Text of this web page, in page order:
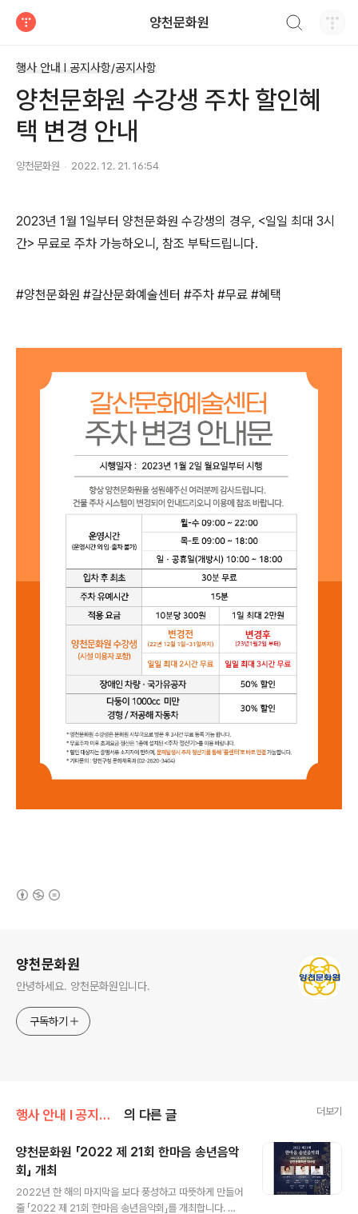
양천문화원
행사 안내 Ι 공지사항/공지사항
양천문화원 수강생 주차 할인혜
택 변경 안내
양천문화원 2022. 12. 21. 16:54
2023년 1월 1일부터 양천문화원 수강생의 경우, <일일 최대 3시
간> 무료로 주차 가능하오니, 참조 부탁드립니다.
#양천문화원 #갈산문화예술센터 #주차 #무료 #혜택
양천문화원
안녕하세요. 양천문화원입니다.
구독하기
행사 안내 Ι 공지사항/공지사항 의 다른 글 더보기
양천문화원 「2022 제 21회 한마음 송년음악
회」 개최
2022년 한 해의 마지막을 보다 풍성하고 따뜻하게 만들어
줄 「2022 제 21회 한마음 송년음악회」를 개최합니다. 제